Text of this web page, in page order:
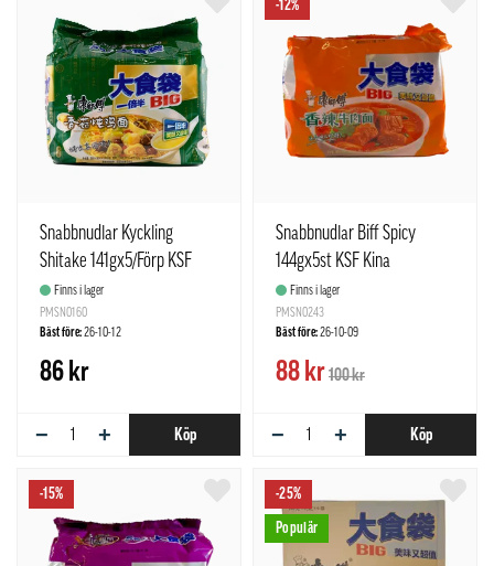
Snabbnudlar Kyckling
Shitake 141gx5/Förp KSF
KinaFinns i lager
PMSN0160
Bäst före:26-10-12
86 kr
− + Köp
-12%
Snabbnudlar Biff Spicy
144gx5st KSF Kina
Finns i lager
PMSN0243
Bäst före:26-10-09
88 kr100 kr
− + Köp
-15% -25%
Populär